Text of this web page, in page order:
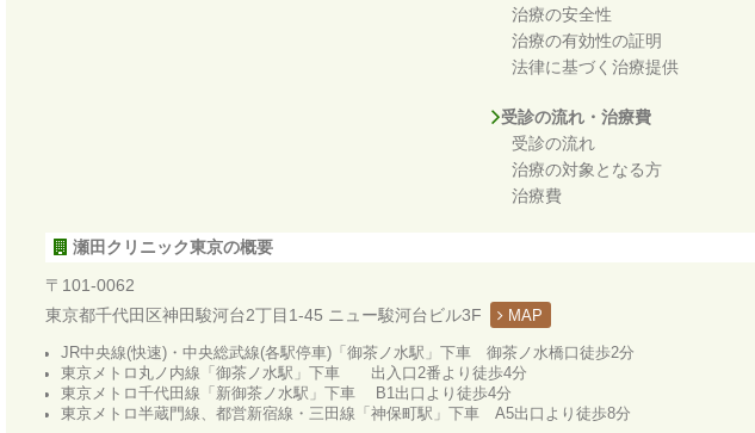
治療の安全性
治療の有効性の証明
法律に基づく治療提供
受診の流れ・治療費
受診の流れ
治療の対象となる方
治療費
瀬田クリニック東京の概要
〒101-0062
東京都千代田区神田駿河台2丁目1-45 ニュー駿河台ビル3F
MAP
JR中央線(快速)・中央総武線(各駅停車)「御茶ノ水駅」下車 御茶ノ水橋口徒歩2分
東京メトロ丸ノ内線「御茶ノ水駅」下車 出入口2番より徒歩4分
東京メトロ千代田線「新御茶ノ水駅」下車 B1出口より徒歩4分
東京メトロ半蔵門線、都営新宿線・三田線「神保町駅」下車 A5出口より徒歩8分